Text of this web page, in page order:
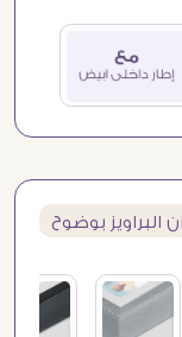
البراويز بوضوح